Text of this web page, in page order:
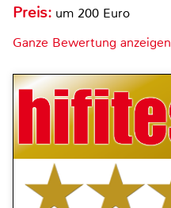
Preis: um 200 Euro
Ganze Bewertung anzeigen